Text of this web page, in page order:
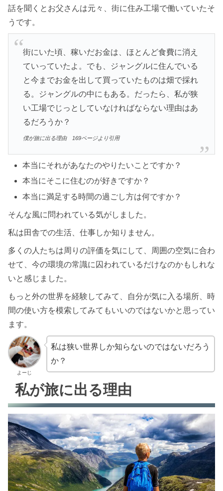
話を聞くとお父さんは元々、街に住み工場で働いていたそ
うです。
街にいた頃、稼いだお金は、ほとんど食費に消え
ていっていたよ。でも、ジャングルに住んでいる
と今までお金を出して買っていたものは畑で採れ
る。ジャングルの中にもある。だったら、私が狭
い工場でじっとしていなければならない理由はあ
るだろうか？
僕が旅に出る理由 169ページより引用
本当にそれがあなたのやりたいことですか？
本当にそこに住むのが好きですか？
本当に満足する時間の過ごし方は何ですか？
そんな風に問われている気がしました。
私は田舎での生活、仕事しか知りません。
多くの人たちは周りの評価を気にして、周囲の空気に合わ
せて、今の環境の常識に囚われているだけなのかもしれな
いと感じました。
もっと外の世界を経験してみて、自分が気に入る場所、時
間の使い方を模索してみてもいいのではないかと思ってい
ます。
よーじ
私は狭い世界しか知らないのではないだろう
か？
私が旅に出る理由